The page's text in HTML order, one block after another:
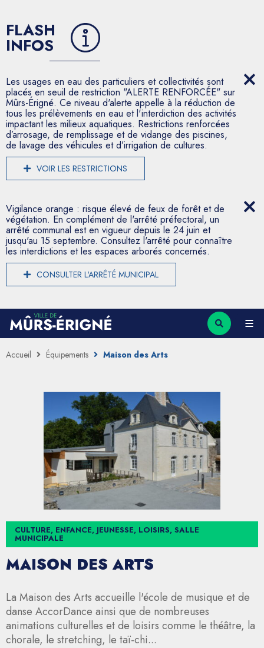
FLASH
INFOS
Les usages en eau des particuliers et collectivités sont
placés en seuil de restriction "ALERTE RENFORCÉE" sur
Mûrs-Érigné. Ce niveau d'alerte appelle à la réduction de
tous les prélèvements en eau et l'interdiction des activités
impactant les milieux aquatiques. Restrictions renforcées
d’arrosage, de remplissage et de vidange des piscines,
de lavage des véhicules et d’irrigation de cultures.
VOIR LES RESTRICTIONS
Vigilance orange : risque élevé de feux de forêt et de
végétation. En complément de l'arrêté préfectoral, un
arrêté communal est en vigueur depuis le 24 juin et
jusqu'au 15 septembre. Consultez l'arrêté pour connaître
les interdictions et les espaces arborés concernés.
CONSULTER L'ARRÊTÉ MUNICIPAL
Accueil Équipements Maison des Arts
CULTURE, ENFANCE, JEUNESSE, LOISIRS, SALLE
MUNICIPALE
MAISON DES ARTS
La Maison des Arts accueille l'école de musique et de
danse AccorDance ainsi que de nombreuses
animations culturelles et de loisirs comme le théâtre, la
chorale, le stretching, le taï-chi...